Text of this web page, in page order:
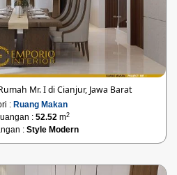
Mr. I di Cianjur, Jawa Barat
: Ruang Makan
: 52.52m2
: Style Modern